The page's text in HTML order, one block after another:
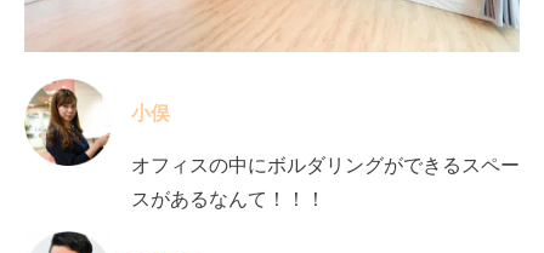
小俣
オフィスの中にボルダリングができるスペー
スがあるなんて！！！